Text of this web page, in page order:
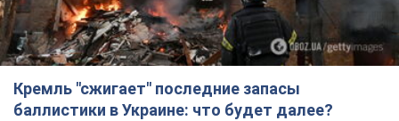
Кремль "сжигает" последние запасы
баллистики в Украине: что будет далее?